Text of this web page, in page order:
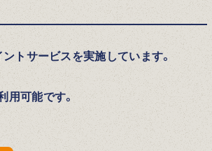
トサービスを実施しています。
用可能です。